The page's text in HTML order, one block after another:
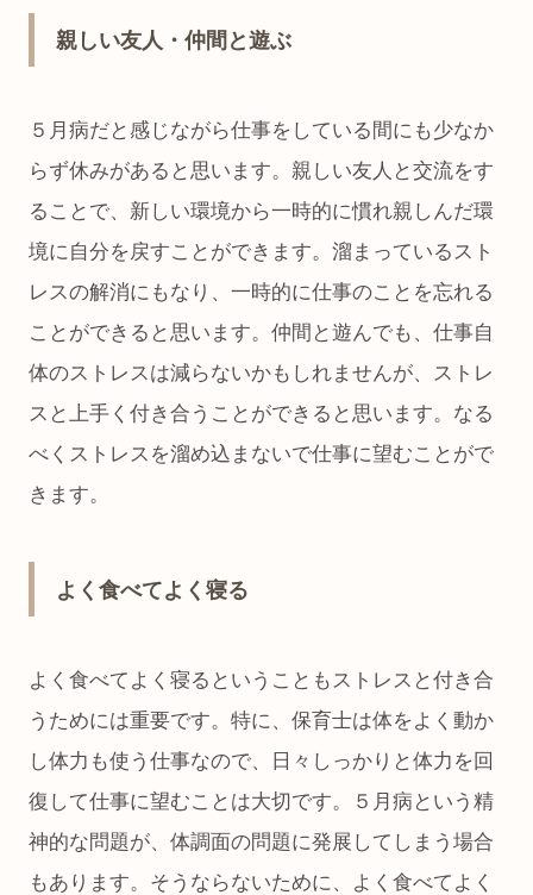
親しい友人・仲間と遊ぶ
５月病だと感じながら仕事をしている間にも少なか
らず休みがあると思います。親しい友人と交流をす
ることで、新しい環境から一時的に慣れ親しんだ環
境に自分を戻すことができます。溜まっているスト
レスの解消にもなり、一時的に仕事のことを忘れる
ことができると思います。仲間と遊んでも、仕事自
体のストレスは減らないかもしれませんが、ストレ
スと上手く付き合うことができると思います。なる
べくストレスを溜め込まないで仕事に望むことがで
きます。
よく食べてよく寝る
よく食べてよく寝るということもストレスと付き合
うためには重要です。特に、保育士は体をよく動か
し体力も使う仕事なので、日々しっかりと体力を回
復して仕事に望むことは大切です。５月病という精
神的な問題が、体調面の問題に発展してしまう場合
もあります。そうならないために、よく食べてよく